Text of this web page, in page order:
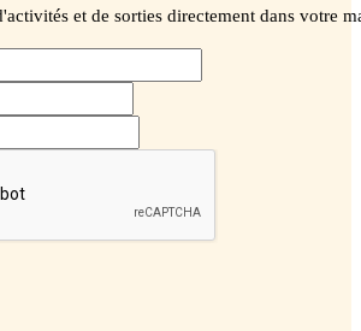
et de sorties directement dans votre